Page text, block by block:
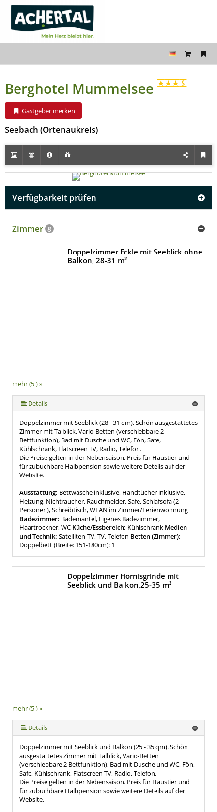
Berghotel Mummelsee
Gastgeber merken
Seebach (Ortenaukreis)
Verfügbarkeit prüfen
Zimmer 8
mehr (5 ) »
mehr (5 ) »
Doppelzimmer Eckle mit Seeblick ohne
Balkon, 28-31 m²
Details
Doppelzimmer mit Seeblick (28 - 31 qm). Schön ausgestattetes
Zimmer mit Talblick, Vario-Betten (verschiebbare 2
Bettfunktion), Bad mit Dusche und WC, Fön, Safe,
Kühlschrank, Flatscreen TV, Radio, Telefon.
Die Preise gelten in der Nebensaison. Preis für Haustier und
für zubuchbare Halbpension sowie weitere Deteils auf der
Website.
Ausstattung: Bettwäsche inklusive, Handtücher inklusive,
Heizung, Nichtraucher, Rauchmelder, Safe, Schlafsofa (2
Personen), Schreibtisch, WLAN im Zimmer/Ferienwohnung
Badezimmer: Bademantel, Eigenes Badezimmer,
Haartrockner, WC Küche/Essbereich: Kühlschrank Medien
und Technik: Satelliten-TV, TV, Telefon Betten (Zimmer):
Doppelbett (Breite: 151-180cm): 1
mehr (5 ) »
mehr (5 ) »
Doppelzimmer Hornisgrinde mit
Seeblick und Balkon,25-35 m²
Details
Doppelzimmer mit Seeblick und Balkon (25 - 35 qm). Schön
ausgestattetes Zimmer mit Talblick, Vario-Betten
(verschiebbare 2 Bettfunktion), Bad mit Dusche und WC, Fön,
Safe, Kühlschrank, Flatscreen TV, Radio, Telefon.
Die Preise gelten in der Nebensaison. Preis für Haustier und
für zubuchbare Halbpension sowie weitere Deteils auf der
Website.